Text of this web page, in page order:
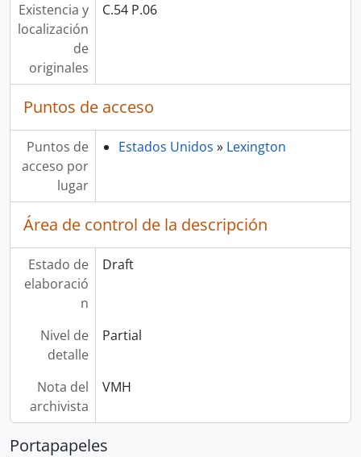
Existencia y
localización
de
originales
C.54 P.06
Puntos de acceso
Puntos de
acceso por
lugar
Estados Unidos » Lexington
Área de control de la descripción
Estado de
elaboració
n
Draft
Nivel de
detalle
Partial
Nota del
archivista
VMH
Portapapeles